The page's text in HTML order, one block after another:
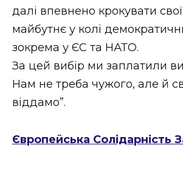
далі впевнено крокувати
майбутнє у колі
зокрема у ЄС та НАТО.
За цей вибір ми заплатили
Нам не треба чужого, але й
віддамо”.
Європейська Солідарність